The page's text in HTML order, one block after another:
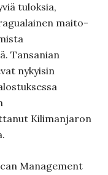
tuloksia,
maito-
Tansanian
nykyisin
Kilimanjaron
Management